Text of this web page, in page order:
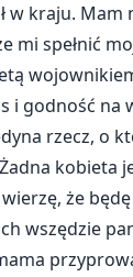
w kraju. Mam
mi spełnić
i godność na
rzecz, o
kobieta
że
wszędzie